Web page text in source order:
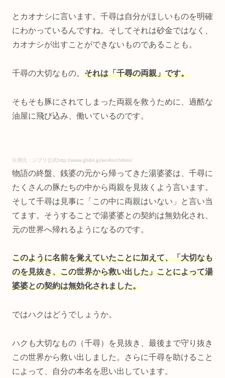
とカオナシに言います。千尋は自分がほしいものを明確
にわかっているんですね。そしてそれは砂金ではなく、
カオナシが出すことができないものであることも。
千尋の大切なもの。 それは「千尋の両親」です。
そもそも豚にされてしまった両親を救うために、過酷な
油屋に飛び込み、働いているのです。
引用元：ジブリ公式http://www.ghibli.jp/works/chihiro/
物語の終盤、銭婆の元から帰ってきた湯婆婆は、千尋に
たくさんの豚たちの中から両親を見抜くよう言います。
そして千尋は見事に「この中に両親はいない」と言い当
てます。そうすることで湯婆婆との契約は無効化され、
元の世界へ帰れるようになるのです。
このように名前を覚えていたことに加えて、「大切なも
のを見抜き、この世界から救い出した」ことによって湯
婆婆との契約は無効化されました。
ではハクはどうでしょうか。
ハクも大切なもの（千尋）を見抜き、最後まで守り抜き
この世界から救い出しました。さらに千尋を助けること
によって、自分の本名を思い出しています。